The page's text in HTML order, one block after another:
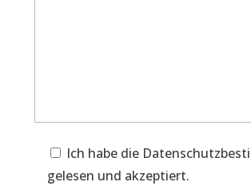
Ich habe die
gelesen und akzeptiert.